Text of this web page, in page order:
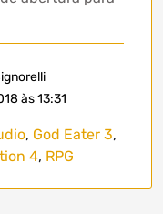
às 13:31
, God Eater 3,
4, RPG